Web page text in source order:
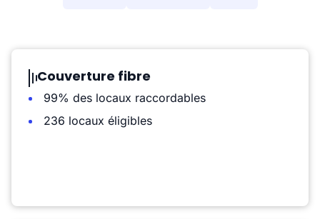
Couverture fibre
99% des locaux raccordables
236 locaux éligibles